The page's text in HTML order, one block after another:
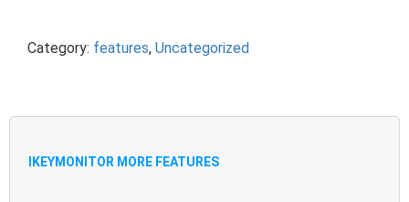
Category: features, Uncategorized
IKEYMONITOR MORE FEATURES